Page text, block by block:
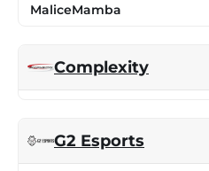
MaliceMamba
Complexity
G2 Esports